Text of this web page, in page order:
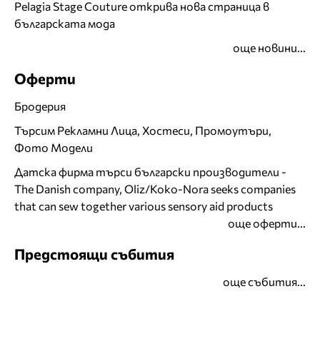
Pelagia Stage Couture открива нова страница в
българската мода
още новини...
Оферти
Бродерия
Търсим Рекламни Лица, Хостеси, Промоутъри,
Фото Модели
Датска фирма търси български производители -
The Danish company, Oliz/Koko-Nora seeks companies
that can sew together various sensory aid products
още оферти...
Предстоящи събития
още събития...